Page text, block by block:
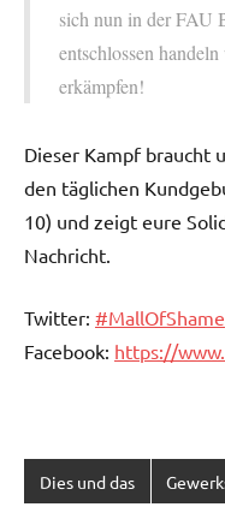
sich nun in der FAU
entschlossen
erkämpfen!
Dieser Kampf braucht
den täglichen
10) und zeigt eure
Nachricht.
Twitter: #MallOfShame
Facebook: https://
Dies und das